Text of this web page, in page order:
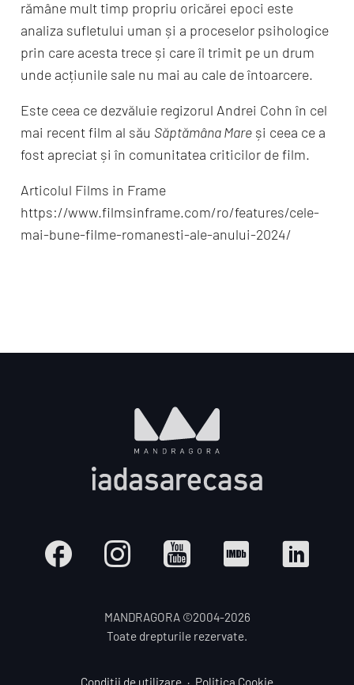
rămâne mult timp propriu oricărei epoci este
analiza sufletului uman și a proceselor psihologice
prin care acesta trece și care îl trimit pe un drum
unde acțiunile sale nu mai au cale de întoarcere.
Este ceea ce dezvăluie regizorul Andrei Cohn în cel
mai recent film al său Săptămâna Mareși ceea ce a
fost apreciat și în comunitatea criticilor de film.
Articolul Films in Frame
https://www.filmsinframe.com/ro/features/cele-
mai-bune-filme-romanesti-ale-anului-2024/
MANDRAGORA ©2004-2026
Toate drepturile rezervate.
Condiții de utilizare Politica Cookie